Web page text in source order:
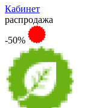
Кабинет
распродажа
-50%